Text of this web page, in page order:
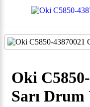
Oki
Sarı Drum